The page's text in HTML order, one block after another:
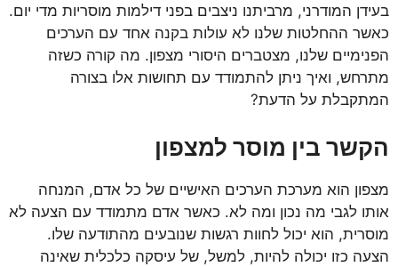
בעידן המודרני, מרביתנו ניצבים בפני דילמות מוסריות מדי יום.
כאשר ההחלטות שלנו לא עולות בקנה אחד עם הערכים
הפנימיים שלנו, מצטברים היסורי מצפון. מה קורה כשזה
מתרחש, ואיך ניתן להתמודד עם תחושות אלו בצורה
המתקבלת על הדעת?
הקשר בין מוסר למצפון
מצפון הוא מערכת הערכים האישיים של כל אדם, המנחה
אותו לגבי מה נכון ומה לא. כאשר אדם מתמודד עם הצעה לא
מוסרית, הוא יכול לחוות רגשות שנובעים מהתודעה שלו.
הצעה כזו יכולה להיות, למשל, של עיסקה כלכלית שאינה